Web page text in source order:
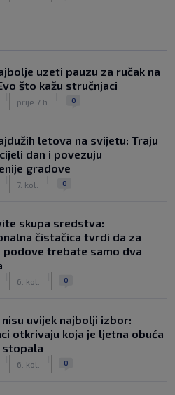
uzeti pauzu za ručak na
što kažu stručnjaci
prije 7 h 0
letova na svijetu: Traju
dan i povezuju
gradove
7. kol. 0
skupa sredstva:
čistačica tvrdi da za
trebate samo dva
6. kol. 0
nisu uvijek najbolji izbor:
otkrivaju koja je ljetna obuća
stopala
6. kol. 0